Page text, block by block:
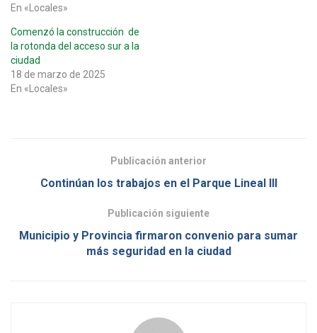
En «Locales»
Comenzó la construcción de
la rotonda del acceso sur a la
ciudad
18 de marzo de 2025
En «Locales»
Publicación anterior
Continúan los trabajos en el Parque Lineal III
Publicación siguiente
Municipio y Provincia firmaron convenio para sumar
más seguridad en la ciudad